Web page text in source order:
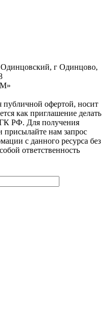
Одинцовский, г Одинцово,
публичной офертой, носит
как приглашение делать
РФ. Для получения
присылайте нам запрос
с данного ресурса без
ответственность